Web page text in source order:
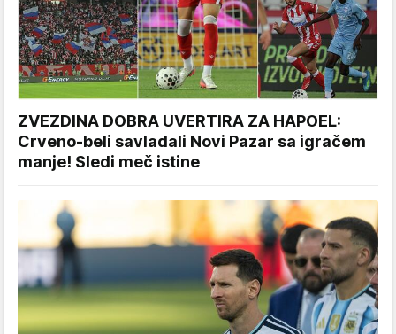
ZVEZDINA DOBRA UVERTIRA ZA HAPOEL:
Crveno-beli savladali Novi Pazar sa igračem
manje! Sledi meč istine